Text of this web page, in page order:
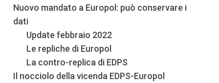
Nuovo mandato a Europol: può conservare i
dati
Update febbraio 2022
Le repliche di Europol
La contro-replica di EDPS
Il nocciolo della vicenda EDPS-Europol